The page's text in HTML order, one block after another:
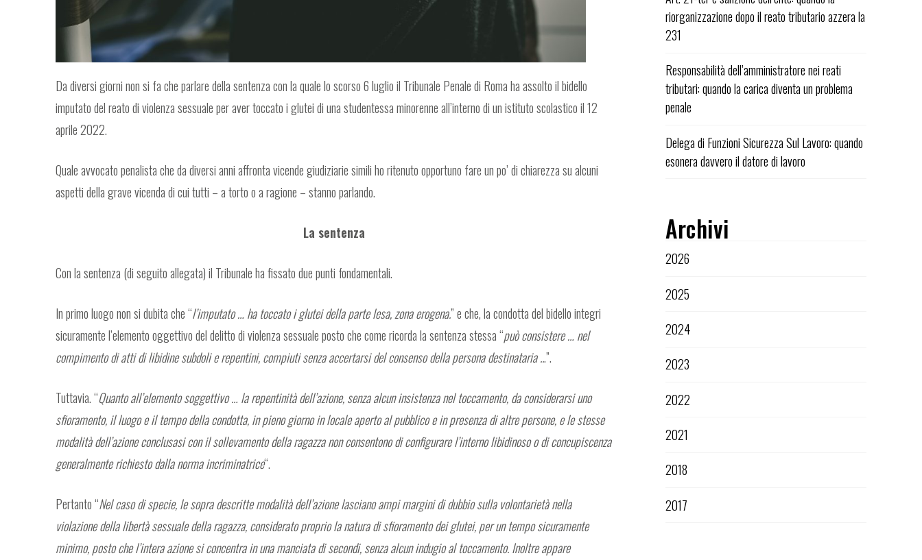
Da diversi giorni non si fa che parlare della sentenza con la quale lo scorso 6 luglio il Tribunale Penale di Roma ha assolto il bidello
imputato del reato di violenza sessuale per aver toccato i glutei di una studentessa minorenne all’interno di un istituto scolastico il 12
aprile 2022.
Quale avvocato penalista che da diversi anni affronta vicende giudiziarie simili ho ritenuto opportuno fare un po’ di chiarezza su alcuni
aspetti della grave vicenda di cui tutti – a torto o a ragione – stanno parlando.
La sentenza
Con la sentenza (di seguito allegata) il Tribunale ha fissato due punti fondamentali.
In primo luogo non si dubita che “l’imputato … ha toccato i glutei della parte lesa, zona erogena.” e che, la condotta del bidello integri
sicuramente l’elemento oggettivo del delitto di violenza sessuale posto che come ricorda la sentenza stessa “può consistere … nel
compimento di atti di libidine subdoli e repentini, compiuti senza accertarsi del consenso della persona destinataria ...”.
Tuttavia. “Quanto all’elemento soggettivo … la repentinità dell’azione, senza alcun insistenza nel toccamento, da considerarsi uno
sfioramento, il luogo e il tempo della condotta, in pieno giorno in locale aperto al pubblico e in presenza di altre persone, e le stesse
modalità dell’azione conclusasi con il sollevamento della ragazza non consentono di configurare l’interno libidinoso o di concupiscenza
generalmente richiesto dalla norma incriminatrice“.
Pertanto “Nel caso di specie, le sopra descritte modalità dell’azione lasciano ampi margini di dubbio sulla volontarietà nella
violazione della libertà sessuale della ragazza, considerato proprio la natura di sfioramento dei glutei, per un tempo sicuramente
minimo, posto che l’intera azione si concentra in una manciata di secondi, senza alcun indugio al toccamento. Inoltre appare
riorganizzazione dopo il reato tributario azzera la
231
Responsabilità dell’amministratore nei reati
tributari: quando la carica diventa un problema
penale
Delega di Funzioni Sicurezza Sul Lavoro: quando
esonera davvero il datore di lavoro
Archivi
2026
2025
2024
2023
2022
2021
2018
2017